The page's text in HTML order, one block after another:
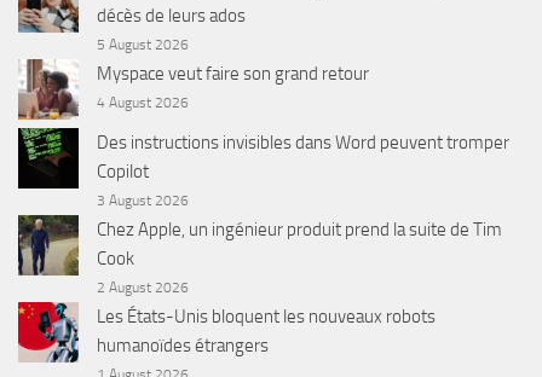
décès de leurs ados
5 August 2026
Myspace veut faire son grand retour
4 August 2026
Des instructions invisibles dans Word peuvent tromper
Copilot
3 August 2026
Chez Apple, un ingénieur produit prend la suite de Tim
Cook
2 August 2026
Les États-Unis bloquent les nouveaux robots
humanoïdes étrangers